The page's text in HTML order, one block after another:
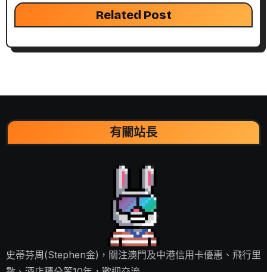
Related Post
有關站長
史蒂芬周(Stephen金)，關注澳門及中港信用卡優惠、飛行里